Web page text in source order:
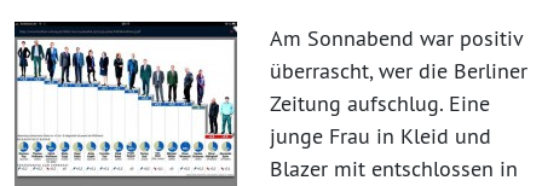
Am Sonnabend war positiv
überrascht, wer die Berliner
Zeitung aufschlug. Eine
junge Frau in Kleid und
Blazer mit entschlossen in